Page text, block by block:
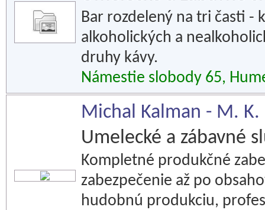
Bar rozdelený na tri časti -
alkoholických a
druhy kávy.
Námestie slobody 65,
Michal Kalman - M.
Umelecké a zábavné
Kompletné produkčné
zabezpečenie až po
hudobnú produkciu,